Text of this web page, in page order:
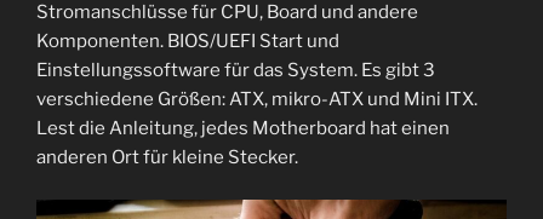
Stromanschlüsse für CPU, Board und andere
Komponenten. BIOS/UEFI Start und
Einstellungssoftware für das System. Es gibt 3
verschiedene Größen: ATX, mikro-ATX und Mini ITX.
Lest die Anleitung, jedes Motherboard hat einen
anderen Ort für kleine Stecker.